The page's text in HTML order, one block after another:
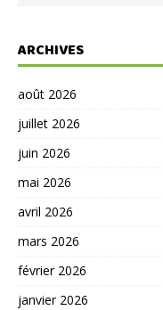
ARCHIVES
août 2026
juillet 2026
juin 2026
mai 2026
avril 2026
mars 2026
février 2026
janvier 2026